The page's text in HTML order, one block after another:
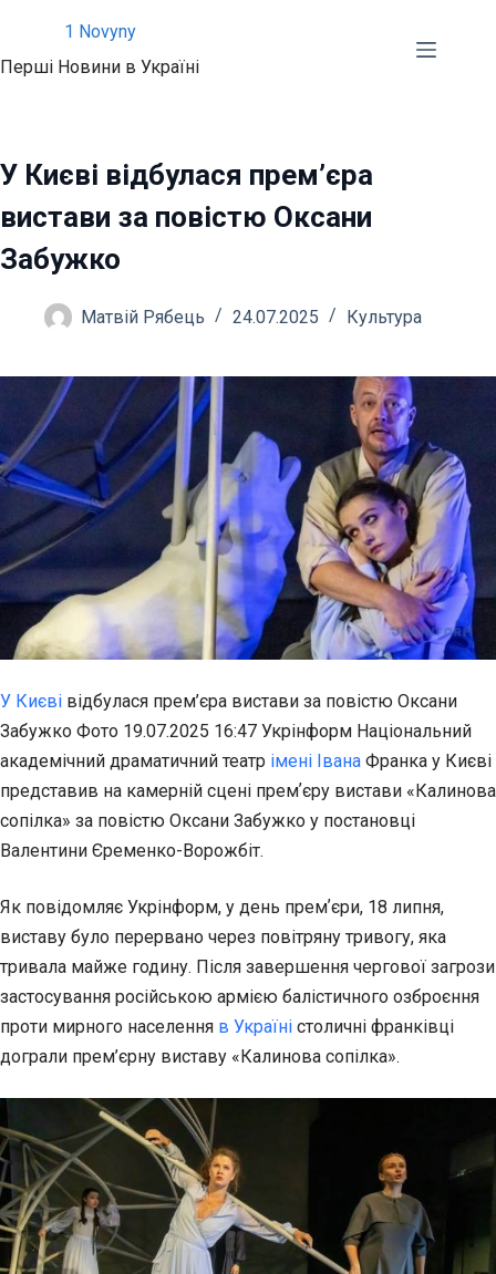
вмісту
1 Novyny
Перші Новини в Україні
У Києві відбулася прем’єра
вистави за повістю Оксани
Забужко
Матвій Рябець 24.07.2025 Культура
У Києві відбулася прем’єра вистави за повістю Оксани
Забужко Фото 19.07.2025 16:47 Укрінформ Національний
академічний драматичний театр імені Івана Франка у Києві
представив на камерній сцені премʼєру вистави «Калинова
сопілка» за повістю Оксани Забужко у постановці
Валентини Єременко-Ворожбіт.
Як повідомляє Укрінформ, у день премʼєри, 18 липня,
виставу було перервано через повітряну тривогу, яка
тривала майже годину. Після завершення чергової загрози
застосування російською армією балістичного озброєння
проти мирного населення в Україні столичні франківці
дограли прем’єрну виставу «Калинова сопілка».